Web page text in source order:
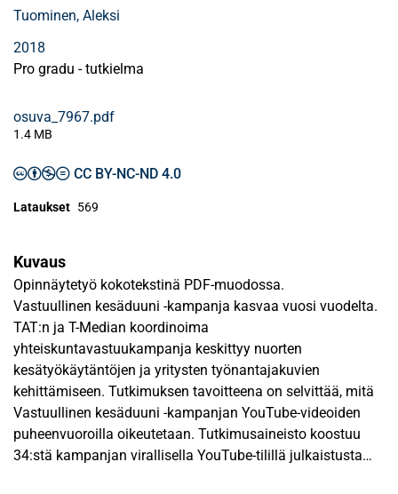
Tuominen, Aleksi
2018
Pro gradu - tutkielma
osuva_7967.pdf
1.4 MB
CC BY-NC-ND 4.0
Lataukset 569
Kuvaus
Opinnäytetyö kokotekstinä PDF-muodossa.
Vastuullinen kesäduuni -kampanja kasvaa vuosi vuodelta.
TAT:n ja T-Median koordinoima
yhteiskuntavastuukampanja keskittyy nuorten
kesätyökäytäntöjen ja yritysten työnantajakuvien
kehittämiseen. Tutkimuksen tavoitteena on selvittää, mitä
Vastuullinen kesäduuni -kampanjan YouTube-videoiden
puheenvuoroilla oikeutetaan. Tutkimusaineisto koostuu
34:stä kampanjan virallisella YouTube-tilillä julkaistusta